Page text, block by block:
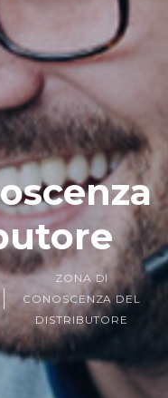
ZONA DI
CONOSCENZA DEL
DISTRIBUTORE